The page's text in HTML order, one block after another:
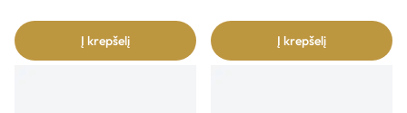
Į krepšelį Į krepšelį